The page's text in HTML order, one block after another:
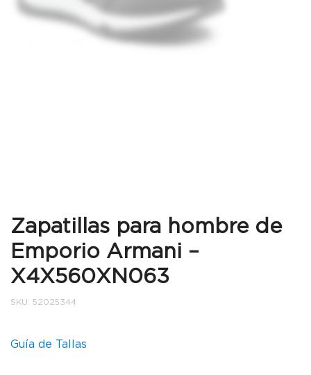
Zapatillas para hombre de
Emporio Armani –
X4X560XN063
SKU: 52025344
Guía de Tallas